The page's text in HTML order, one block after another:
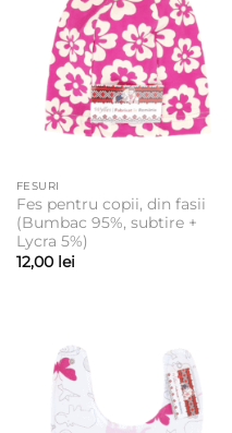
FESURI
Fes pentru copii, din fasii
(Bumbac 95%, subtire +
Lycra 5%)
12,00 lei